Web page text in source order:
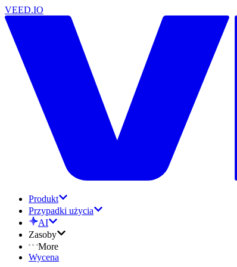
VEED.IO
Produkt
Przypadki użycia
AI
Zasoby
More
Wycena